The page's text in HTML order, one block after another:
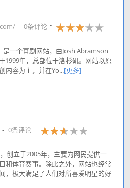
0条评论
一个喜剧网站，由Josh Abramson
1999年，总部位于洛杉矶。网站以原
内容为主，并在Yo...[更多]
0条评论
创立于2005年，主要为网民提供一
和体育赛事。除此之外，网站也经常
，极大满足了人们对所喜爱明星的好